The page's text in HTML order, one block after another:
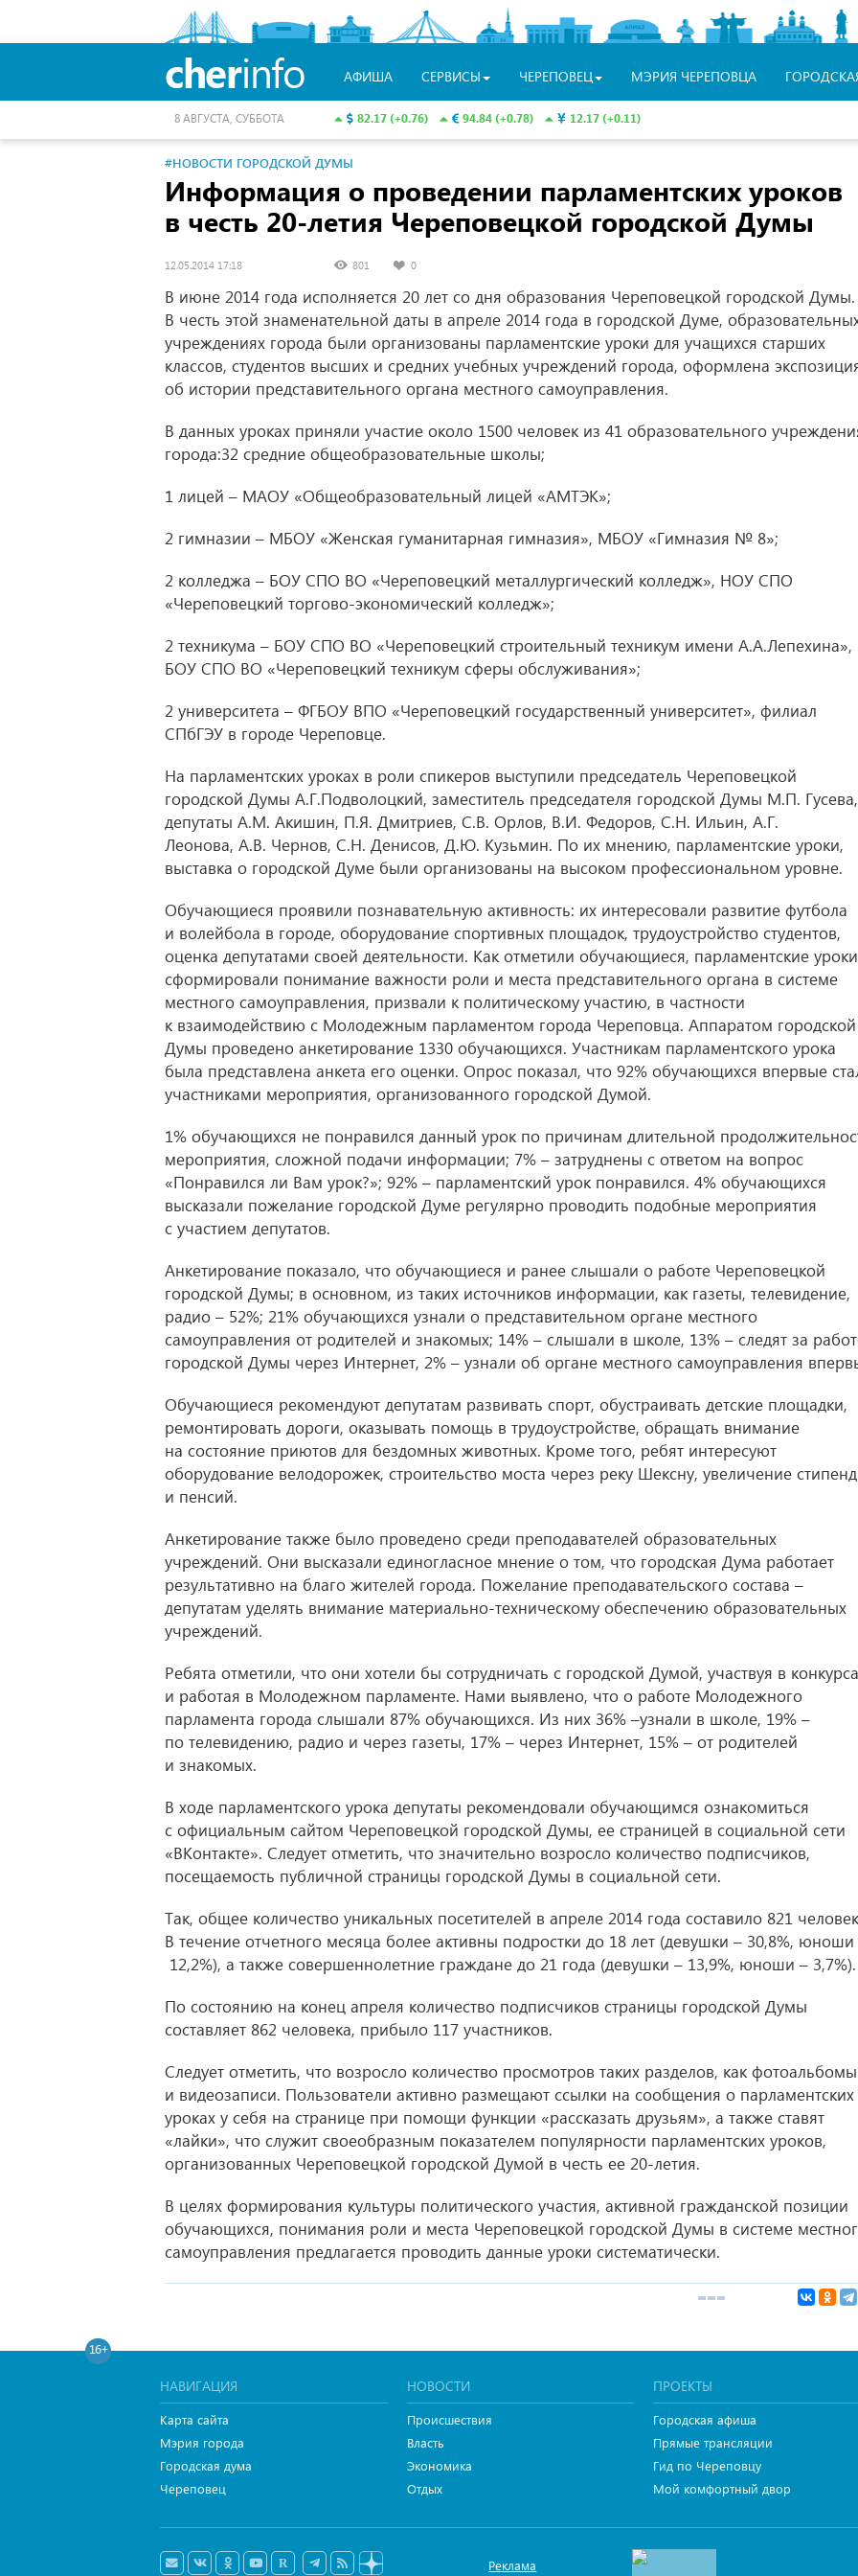
cherinfo АФИША СЕРВИСЫ ЧЕРЕПОВЕЦ МЭРИЯ ЧЕРЕПОВЦА
82.17 (+0.76) 94.84 (+0.78) 12.17 (+0.11)
8 АВГУСТА, СУББОТА
#НОВОСТИ ГОРОДСКОЙ ДУМЫ
Информация о проведении парламентских уроков
в честь 20-летия Череповецкой городской Думы
12.05.2014 17:18 801 0
В июне 2014 года исполняется 20 лет со дня образования Череповецкой городской Думы.
В честь этой знаменательной даты в апреле 2014 года в городской Думе,
учреждениях города были организованы парламентские уроки для учащихся старших
классов, студентов высших и средних учебных учреждений города, оформлена
об истории представительного органа местного самоуправления.
В данных уроках приняли участие около 1500 человек из 41 образовательного
города:32 средние общеобразовательные школы;
1 лицей – МАОУ «Общеобразовательный лицей «АМТЭК»;
2 гимназии – МБОУ «Женская гуманитарная гимназия», МБОУ «Гимназия № 8»;
2 колледжа – БОУ СПО ВО «Череповецкий металлургический колледж», НОУ СПО
«Череповецкий торгово-экономический колледж»;
2 техникума – БОУ СПО ВО «Череповецкий строительный техникум имени А.А.Лепехина»,
БОУ СПО ВО «Череповецкий техникум сферы обслуживания»;
2 университета – ФГБОУ ВПО «Череповецкий государственный университет», филиал
СПбГЭУ в городе Череповце.
На парламентских уроках в роли спикеров выступили председатель Череповецкой
городской Думы А.Г.Подволоцкий, заместитель председателя городской Думы М.П. Гусева,
депутаты А.М. Акишин, П.Я. Дмитриев, С.В. Орлов, В.И. Федоров, С.Н. Ильин, А.Г.
Леонова, А.В. Чернов, С.Н. Денисов, Д.Ю. Кузьмин. По их мнению, парламентские уроки,
выставка о городской Думе были организованы на высоком профессиональном уровне.
Обучающиеся проявили познавательную активность: их интересовали развитие футбола
и волейбола в городе, оборудование спортивных площадок, трудоустройство студентов,
оценка депутатами своей деятельности. Как отметили обучающиеся, парламентские уроки
сформировали понимание важности роли и места представительного органа в системе
местного самоуправления, призвали к политическому участию, в частности
к взаимодействию с Молодежным парламентом города Череповца. Аппаратом городской
Думы проведено анкетирование 1330 обучающихся. Участникам парламентского урока
была представлена анкета его оценки. Опрос показал, что 92% обучающихся впервые
участниками мероприятия, организованного городской Думой.
1% обучающихся не понравился данный урок по причинам длительной
мероприятия, сложной подачи информации; 7% – затруднены с ответом на вопрос
«Понравился ли Вам урок?»; 92% – парламентский урок понравился. 4% обучающихся
высказали пожелание городской Думе регулярно проводить подобные мероприятия
с участием депутатов.
Анкетирование показало, что обучающиеся и ранее слышали о работе Череповецкой
городской Думы; в основном, из таких источников информации, как газеты, телевидение,
радио – 52%; 21% обучающихся узнали о представительном органе местного
самоуправления от родителей и знакомых; 14% – слышали в школе, 13% – следят за
городской Думы через Интернет, 2% – узнали об органе местного самоуправления
Обучающиеся рекомендуют депутатам развивать спорт, обустраивать детские площадки,
ремонтировать дороги, оказывать помощь в трудоустройстве, обращать внимание
на состояние приютов для бездомных животных. Кроме того, ребят интересуют
оборудование велодорожек, строительство моста через реку Шексну, увеличение
и пенсий.
Анкетирование также было проведено среди преподавателей образовательных
учреждений. Они высказали единогласное мнение о том, что городская Дума работает
результативно на благо жителей города. Пожелание преподавательского состава –
депутатам уделять внимание материально-техническому обеспечению образовательных
учреждений.
Ребята отметили, что они хотели бы сотрудничать с городской Думой, участвуя в
и работая в Молодежном парламенте. Нами выявлено, что о работе Молодежного
парламента города слышали 87% обучающихся. Из них 36% –узнали в школе, 19% –
по телевидению, радио и через газеты, 17% – через Интернет, 15% – от родителей
и знакомых.
В ходе парламентского урока депутаты рекомендовали обучающимся ознакомиться
с официальным сайтом Череповецкой городской Думы, ее страницей в социальной сети
«ВКонтакте». Следует отметить, что значительно возросло количество подписчиков,
посещаемость публичной страницы городской Думы в социальной сети.
Так, общее количество уникальных посетителей в апреле 2014 года составило 821
В течение отчетного месяца более активны подростки до 18 лет (девушки – 30,8%, юноши
12,2%), а также совершеннолетние граждане до 21 года (девушки – 13,9%, юноши – 3,7%).
По состоянию на конец апреля количество подписчиков страницы городской Думы
составляет 862 человека, прибыло 117 участников.
Следует отметить, что возросло количество просмотров таких разделов, как фотоальбомы
и видеозаписи. Пользователи активно размещают ссылки на сообщения о парламентских
уроках у себя на странице при помощи функции «рассказать друзьям», а также ставят
«лайки», что служит своеобразным показателем популярности парламентских уроков,
организованных Череповецкой городской Думой в честь ее 20-летия.
В целях формирования культуры политического участия, активной гражданской позиции
обучающихся, понимания роли и места Череповецкой городской Думы в системе
самоуправления предлагается проводить данные уроки систематически.
16+
НАВИГАЦИЯ
Карта сайта
Мэрия города
Городская дума
Череповец
НОВОСТИ
Происшествия
Власть
Экономика
Отдых
ПРОЕКТЫ
Городская афиша
Прямые трансляции
Гид по Череповцу
Мой комфортный двор
Реклама